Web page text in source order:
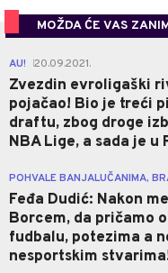
MOŽDA ĆE VAS
AU! 20.09.2021.
Zvezdin evroligaški
pojačao! Bio je treći
draftu, zbog droge
NBA Lige, a sada je u
Feđa Dudić: Nakon
Borcem, da pričamo
fudbalu, potezima a
nesportskim